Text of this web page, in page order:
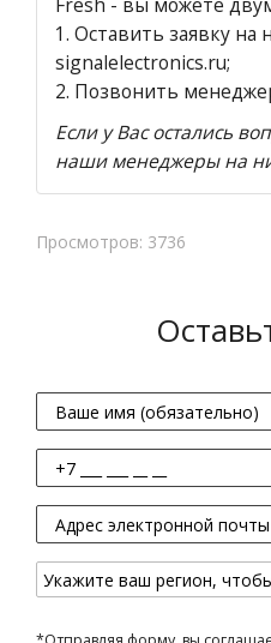
1. Оставить заявку на
signalelectronics.ru;
2. Позвонить
Если у Вас остались
наши менеджеры на
Просмотров: 3736